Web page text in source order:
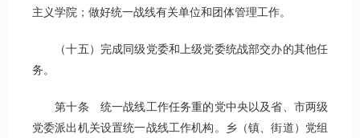
主义学院；做好统一战线有关单位和团体管理工作。
（十五）完成同级党委和上级党委统战部交办的其他任
务。
第十条 统一战线工作任务重的党中央以及省、市两级
党委派出机关设置统一战线工作机构。乡（镇、街道）党组